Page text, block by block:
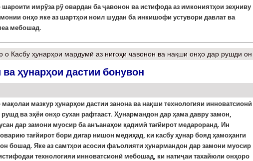
шароити имрўза рў овардан ба ҷавонон ва истифода аз имкониятҳои зеҳниву
онҳо яке аз шартҳои ноил шудан ба инкишофи устувори давлат ва
мебошад.
о Касбу ҳунарҳои мардумӣ аз нигоҳи ҷавонон ва нақши онҳо дар рушди он
ҳунарҳои дастии бонувон
мақолаи мазкур ҳунарҳои дастии занона ва нақши технологияи инноватсионӣ
рушд ва эҳёи онҳо сухан рафтааст. Ҳунармандон дар ҳама давру замон,
дар замони муосир ба анъанаҳои қадимӣ тағйирот медароранд. Ин
тағйирот бори дигар нишон медиҳад, ки касбу ҳунар бояд ҳамоҳанги
бошад. Яке аз самтҳои асосии фаъолияти ҳунармандон дар замони муосир
технологияи инноватсионӣ мебошад, ки натиҷаи тахайюли онҳоро